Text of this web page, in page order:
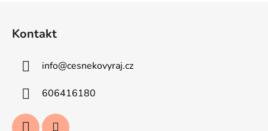
Kontakt
info@cesnekovyraj.cz
606416180